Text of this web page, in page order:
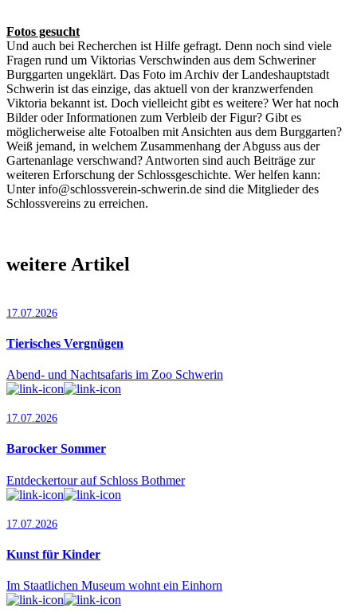
Fotos gesucht
Und auch bei Recherchen ist Hilfe gefragt. Denn noch sind viele
Fragen rund um Viktorias Verschwinden aus dem Schweriner
Burggarten ungeklärt. Das Foto im Archiv der Landeshauptstadt
Schwerin ist das einzige, das aktuell von der kranzwerfenden
Viktoria bekannt ist. Doch vielleicht gibt es weitere? Wer hat noch
Bilder oder Informationen zum Verbleib der Figur? Gibt es
möglicherweise alte Fotoalben mit Ansichten aus dem Burggarten?
Weiß jemand, in welchem Zusammenhang der Abguss aus der
Gartenanlage verschwand? Antworten sind auch Beiträge zur
weiteren Erforschung der Schlossgeschichte. Wer helfen kann:
Unter info@schlossverein-schwerin.de sind die Mitglieder des
Schlossvereins zu erreichen.
weitere Artikel
17.07.2026
Tierisches Vergnügen
Abend- und Nachtsafaris im Zoo Schwerin
17.07.2026
Barocker Sommer
Entdeckertour auf Schloss Bothmer
17.07.2026
Kunst für Kinder
Im Staatlichen Museum wohnt ein Einhorn